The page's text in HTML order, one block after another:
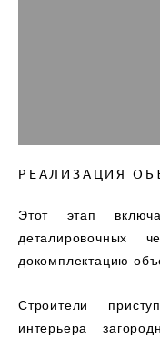
РЕАЛИЗАЦИЯ
Этот этап
деталировочных
докомплектацию
Строители
интерьера